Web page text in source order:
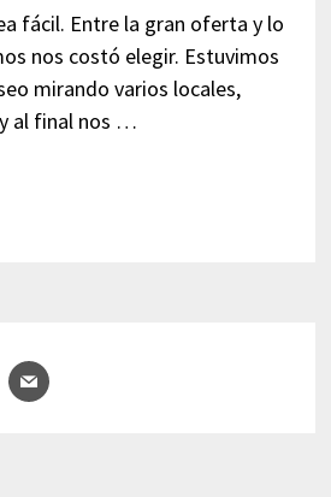
fácil. Entre la gran oferta y lo
nos costó elegir. Estuvimos
mirando varios locales,
al final nos …